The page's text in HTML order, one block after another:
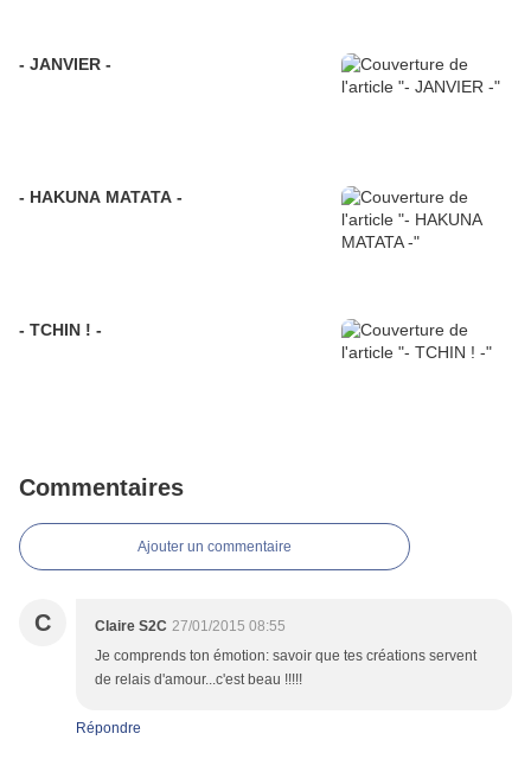
- JANVIER -
- HAKUNA MATATA -
- TCHIN ! -
Commentaires
Ajouter un commentaire
C Claire S2C 27/01/2015 08:55
Je comprends ton émotion: savoir que tes créations servent
de relais d'amour...c'est beau !!!!!
Répondre